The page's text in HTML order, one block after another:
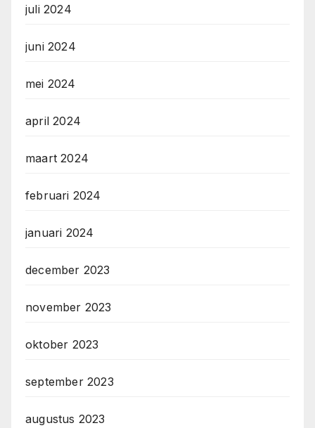
juli 2024
juni 2024
mei 2024
april 2024
maart 2024
februari 2024
januari 2024
december 2023
november 2023
oktober 2023
september 2023
augustus 2023